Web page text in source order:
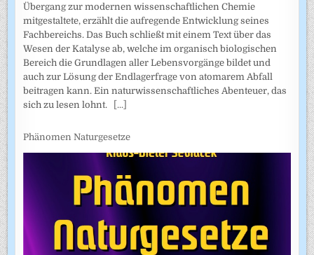
Übergang zur modernen wissenschaftlichen Chemie
mitgestaltete, erzählt die aufregende Entwicklung seines
Fachbereichs. Das Buch schließt mit einem Text über das
Wesen der Katalyse ab, welche im organisch biologischen
Bereich die Grundlagen aller Lebensvorgänge bildet und
auch zur Lösung der Endlagerfrage von atomarem Abfall
beitragen kann. Ein naturwissenschaftliches Abenteuer, das
sich zu lesen lohnt.
[...]
Phänomen Naturgesetze